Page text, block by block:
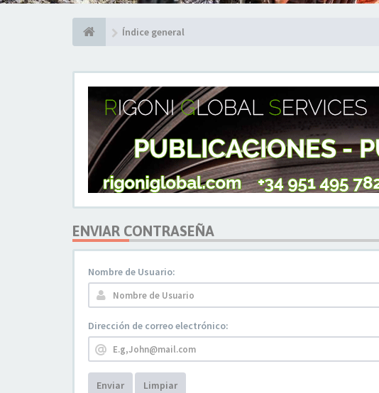
Índice general
ENVIAR CONTRASEÑA
Nombre de Usuario:
Dirección de correo electrónico:
Enviar Limpiar